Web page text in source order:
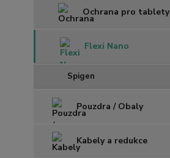
Ochrana pro tablety
Flexi Nano
Spigen
Pouzdra / Obaly
Kabely a redukce